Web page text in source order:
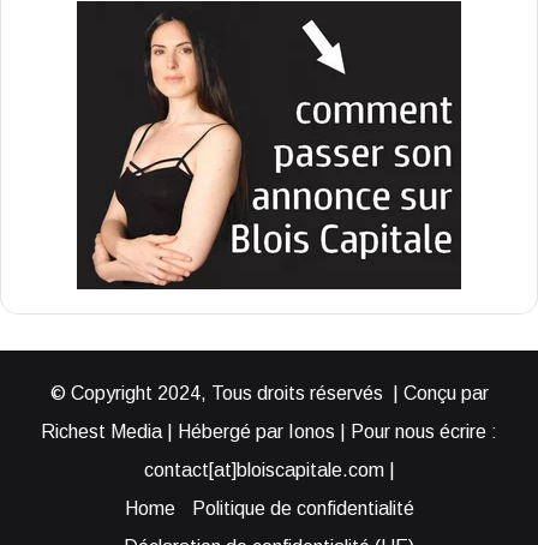
© Copyright 2024, Tous droits réservés | Conçu par
Richest Media | Hébergé par Ionos | Pour nous écrire :
contact[at]bloiscapitale.com |
Home
Politique de confidentialité